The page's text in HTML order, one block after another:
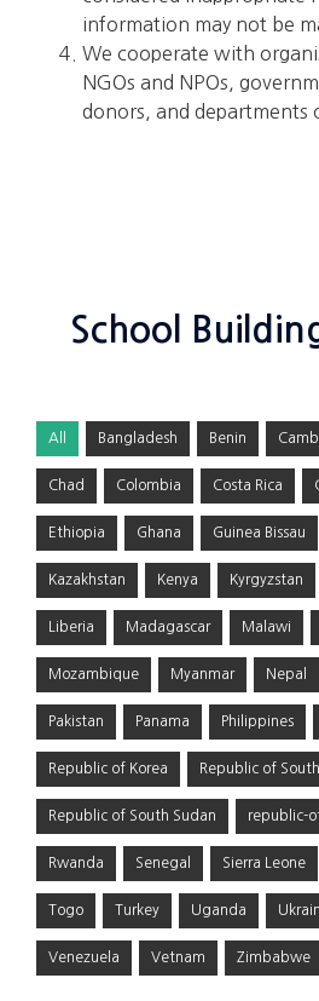
information may not be
We cooperate with
NGOs and NPOs,
donors, and departments
School
All Bangladesh Benin
Chad Colombia Costa Rica
Ethiopia Ghana Guinea Bissau
Kazakhstan Kenya Kyrgyzstan
Liberia Madagascar Malawi
Mozambique Myanmar Nepal
Pakistan Panama Philippines
Republic of Korea Republic of
Republic of South Sudan republic-
Rwanda Senegal Sierra Leone
Togo Turkey Uganda
Venezuela Vetnam Zimbabwe